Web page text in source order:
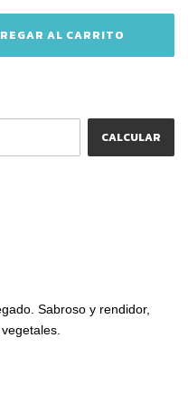
CALCULAR
Sabroso y rendidor,